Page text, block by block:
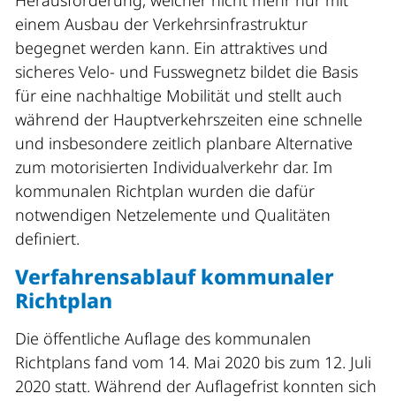
einem Ausbau der Verkehrsinfrastruktur
begegnet werden kann. Ein attraktives und
sicheres Velo- und Fusswegnetz bildet die Basis
für eine nachhaltige Mobilität und stellt auch
während der Hauptverkehrszeiten eine schnelle
und insbesondere zeitlich planbare Alternative
zum motorisierten Individualverkehr dar. Im
kommunalen Richtplan wurden die dafür
notwendigen Netzelemente und Qualitäten
definiert.
Verfahrensablauf kommunaler
Richtplan
Die öffentliche Auflage des kommunalen
Richtplans fand vom 14. Mai 2020 bis zum 12. Juli
2020 statt. Während der Auflagefrist konnten sich